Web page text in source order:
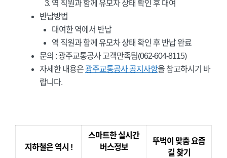
역 직원과 함께 유모차 상태 확인 후 대여
반납방법
대여한 역에서 반납
역 직원과 함께 유모차 상태 확인 후 반납 완료
문의 : 광주교통공사 고객만족팀(062-604-8115)
자세한 내용은광주교통공사 공지사항을 참고하시기 바
랍니다.
지하철은 역시 !
스마트한 실시간
버스정보
뚜벅이 맞춤 요즘
길 찾기